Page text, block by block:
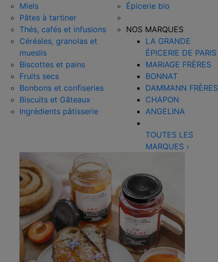
Miels
Pâtes à tartiner
Thés, cafés et infusions
Céréales, granolas et
mueslis
Biscottes et pains
Fruits secs
Bonbons et confiseries
Biscuits et Gâteaux
Ingrédients pâtisserie
Épicerie bio
NOS MARQUES
LA GRANDE
ÉPICERIE DE PARIS
MARIAGE FRÈRES
BONNAT
DAMMANN FRÈRES
CHAPON
ANGELINA
TOUTES LES
MARQUES ›